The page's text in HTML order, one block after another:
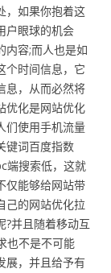
，如果你抱着这
户眼球的机会
内容;而人也是如
个时间信息，它
息，从而必然将
化是网站优化
使用手机流量
键词百度指数
端搜索低，这就
仅能够给网站带
己的网站优化拉
?并且随着移动互
也不是不可能
展，并且给予有